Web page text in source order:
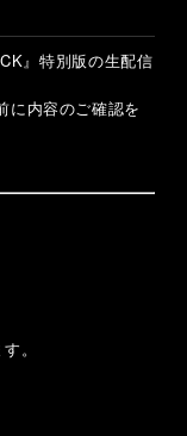
』特別版の生配信
に内容のご確認を
。